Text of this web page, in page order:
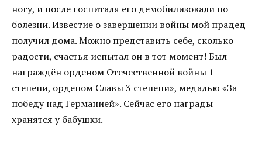
ногу, и после госпиталя его демобилизовали по
болезни. Известие о завершении войны мой прадед
получил дома. Можно представить себе, сколько
радости, счастья испытал он в тот момент! Был
награждён орденом Отечественной войны 1
степени, орденом Славы 3 степени», медалью «За
победу над Германией». Сейчас его награды
хранятся у бабушки.